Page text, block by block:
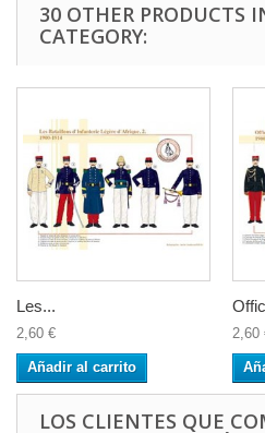
30 OTHER PRODUCTS
CATEGORY:
Les...
2,60 €
Añadir al carrito
2,60
LOS CLIENTES QUE